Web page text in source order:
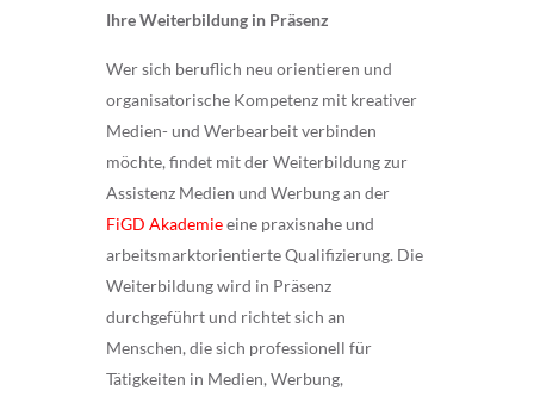
Ihre Weiterbildung in Präsenz
Wer sich beruflich neu orientieren und
organisatorische Kompetenz mit kreativer
Medien- und Werbearbeit verbinden
möchte, findet mit der Weiterbildung zur
Assistenz Medien und Werbung an der
FiGD Akademieeine praxisnahe und
arbeitsmarktorientierte Qualifizierung. Die
Weiterbildung wird in Präsenz
durchgeführt und richtet sich an
Menschen, die sich professionell für
Tätigkeiten in Medien, Werbung,